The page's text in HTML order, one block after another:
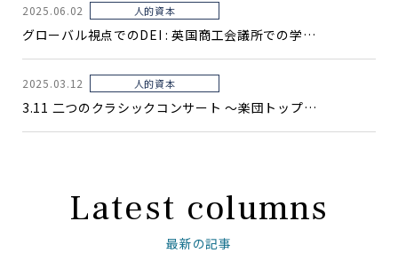
2025.06.02 人的資本
グローバル視点でのDEI : 英国商工会議所での学…
2025.03.12 人的資本
3.11 二つのクラシックコンサート 〜楽団トップ…
Latest columns
最新の記事